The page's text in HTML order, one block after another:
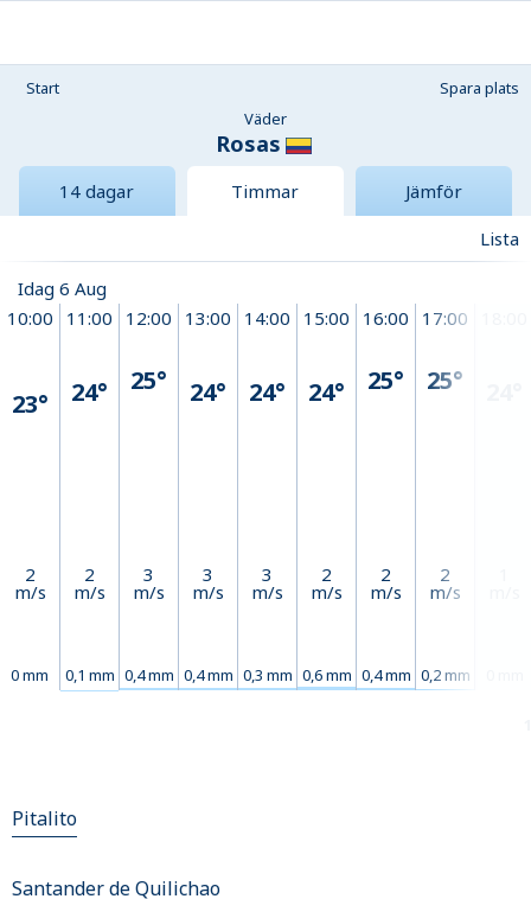
Start
Spara plats
Väder
Rosas
14 dagar Timmar
Jämför
Lista
Idag 6 Aug
10:00
23°
2
m/s
0 mm
11:00
24°
2
m/s
0,1 mm
12:00
25°
3
m/s
0,4 mm
13:00
24°
3
m/s
0,4 mm
14:00
24°
3
m/s
0,3 mm
15:00
24°
2
m/s
0,6 mm
16:00
25°
2
m/s
0,4 mm
17:00
25°
2
m/s
0,2 mm
Pitalito
Santander de Quilichao